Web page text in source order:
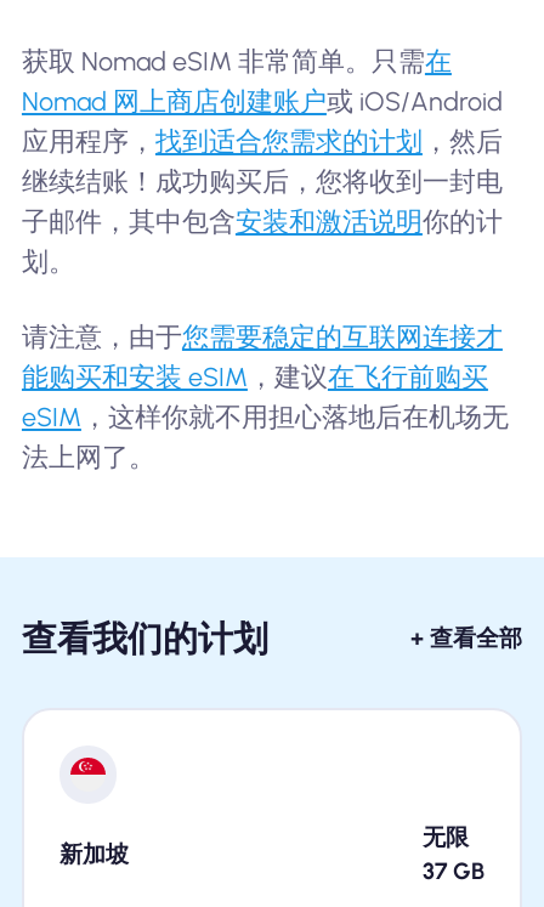
获取 Nomad eSIM 非常简单。只需在
Nomad 网上商店创建账户或 iOS/Android
应用程序， 找到适合您需求的计划 ，然后
继续结账！成功购买后，您将收到一封电
子邮件，其中包含安装和激活说明你的计
划。
请注意，由于您需要稳定的互联网连接才
能购买和安装 eSIM ，建议在飞行前购买
eSIM ，这样你就不用担心落地后在机场无
法上网了。
查看我们的计划 + 查看全部
新加坡
无限
37 GB